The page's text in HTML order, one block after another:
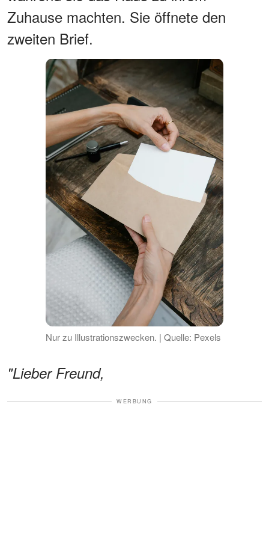
Zuhause machten. Sie öffnete den
zweiten Brief.
Nur zu Illustrationszwecken. | Quelle: Pexels
"Lieber Freund,
WERBUNG